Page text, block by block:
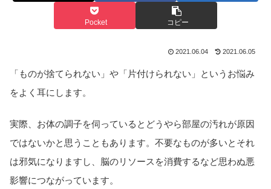
Pocket コピー
2021.06.04 2021.06.05
「ものが捨てられない」や「片付けられない」というお悩み
をよく耳にします。
実際、お体の調子を伺っているとどうやら部屋の汚れが原因
ではないかと思うこともあります。不要なものが多いとそれ
は邪気になりますし、脳のリソースを消費するなど思わぬ悪
影響につながっています。